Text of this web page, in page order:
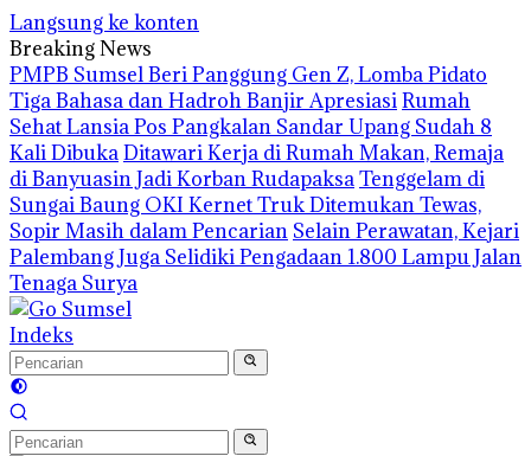
Langsung ke konten
Breaking News
PMPB Sumsel Beri Panggung Gen Z, Lomba Pidato
Tiga Bahasa dan Hadroh Banjir ApresiasiRumah
Sehat Lansia Pos Pangkalan Sandar Upang Sudah 8
Kali DibukaDitawari Kerja di Rumah Makan, Remaja
di Banyuasin Jadi Korban RudapaksaTenggelam di
Sungai Baung OKI Kernet Truk Ditemukan Tewas,
Sopir Masih dalam Pencarian Selain Perawatan, Kejari
Palembang Juga Selidiki Pengadaan 1.800 Lampu Jalan
Tenaga Surya
Indeks